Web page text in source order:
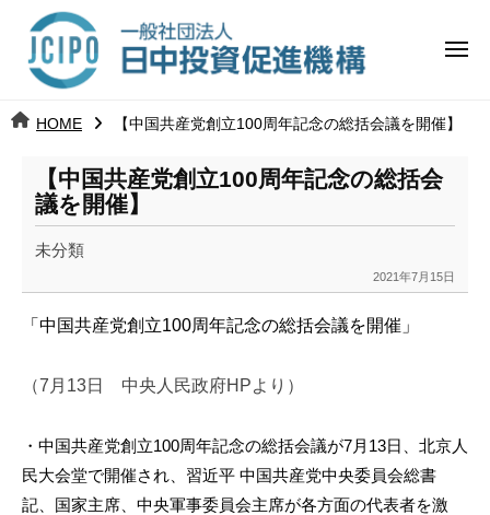
ツ 日
中
投
資
機
構
j
メ
HOME 【中国共産党創立100周年記念の総括会議を開催】
【中国共産党創立100周年記念の総括会
議を開催】
未分類
2021年7月15日
k
n
「中国共産党創立100周年記念の総括会議を開催」
（7月13日 中央人民政府HPより）
・中国共産党創立100周年記念の総括会議が7月13日、北京人
民大会堂で開催され、習近平 中国共産党中央委員会総書
記、国家主席、中央軍事委員会主席が各方面の代表者を激
日
中
資
進
機
構